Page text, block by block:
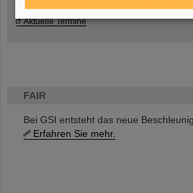
FAIR
Bei GSI entsteht das neue
Erfahren Sie mehr.
Aktuelle Termine